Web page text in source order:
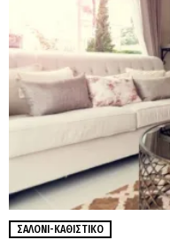
ΣΑΛΌΝΙ-ΚΑΘΙΣΤΙΚΌ